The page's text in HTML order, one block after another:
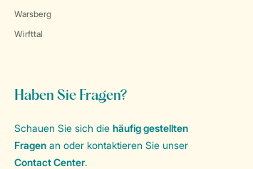
Warsberg
Wirfttal
Haben Sie Fragen?
Schauen Sie sich die häufig gestellten
Fragen an oder kontaktieren Sie unser
Contact Center.